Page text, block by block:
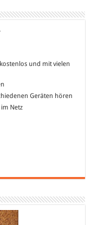
kostenlos und mit vielen
Geräten hören
Netz